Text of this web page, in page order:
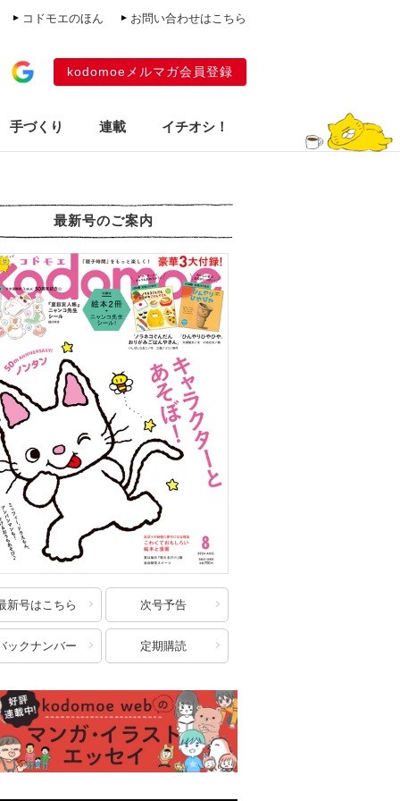
コドモエのほん お問い合わせはこちら
kodomoeメルマガ会員登録
手づくり 連載 イチオシ！
最新号のご案内
新号はこちら 次号予告
ックナンバー 定期購読